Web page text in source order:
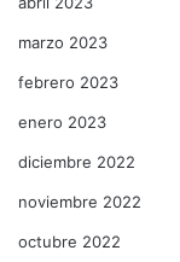
marzo 2023
febrero 2023
enero 2023
diciembre 2022
noviembre 2022
octubre 2022